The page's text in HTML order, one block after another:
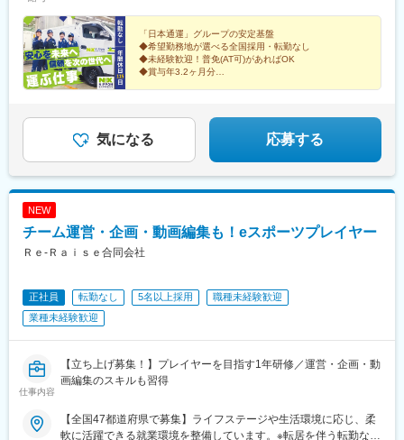
崎、南大阪、なんば、神戸、姫路、京都、大津【C】月給21万
5,100円~(年収想定370万円)甲府、水戸、群馬、宇都宮、新潟、長
岡、長野、上田、松本、札幌、仙台、三重、松阪市、静岡、沼
津、浜松、金沢、富山、福井、豊岡、広島、福岡【D】月給20万
8,200円~(年収想定360万円)函館、旭川、釧路、帯広、奈良、和歌
給20万1,200円~(年収想定350万円)青森、八戸、盛岡、秋田、山
形、福島、郡山、松江、浜田、鳥取、香川、松山、徳島、高知、
大分、長崎、熊本、宮崎、鹿児島、沖縄、八重山、宮古※これまで
の経験・スキルを考慮して決定します※月給は拠点により異なりま
す※各勤務地残業代は別途全額支給いたします
「日本通運」グループの安定基盤
◆希望勤務地が選べる全国採用・転勤なし
◆未経験歓迎！普免(AT可)があればOK
◆賞与年3.2ヶ月分
◆年間休日115日
気になる 応募する
NEW
チーム運営・企画・動画編集も！eスポーツプレイヤー
Ｒｅ‐Ｒａｉｓｅ合同会社
正社員 転勤なし 5名以上採用
職種未経験歓迎
業種未経験歓迎
仕事内容
【立ち上げ募集！】プレイヤーを目指す1年研修／運営・企画・動
画編集のスキルも習得
【全国47都道府県で募集】ライフステージや生活環境に応じ、柔
軟に活躍できる就業環境を整備しています。※転居を伴う転勤なし